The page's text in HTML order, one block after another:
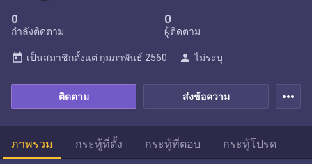
0
กำลังติดตาม
0
ผู้ติดตาม
ส่งข้อความ
ติดตาม
today เป็นสมาชิกตั้งแต่ กุมภาพันธ์ 2560 person ไม่ระบุ
more_horiz
ภาพรวม กระทู้ที่ตั้ง กระทู้ที่ตอบ กระทู้โปรด